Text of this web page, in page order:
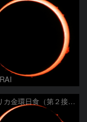
アメリカ金環日食（第２接触）